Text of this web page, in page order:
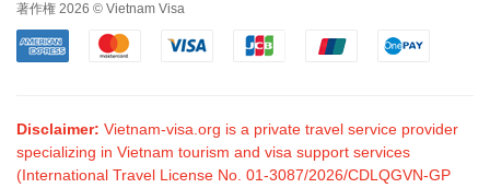
著作権 2026 © Vietnam Visa
Disclaimer: Vietnam-visa.org is a private travel service provider
specializing in Vietnam tourism and visa support services
(International Travel License No. 01-3087/2026/CDLQGVN-GP